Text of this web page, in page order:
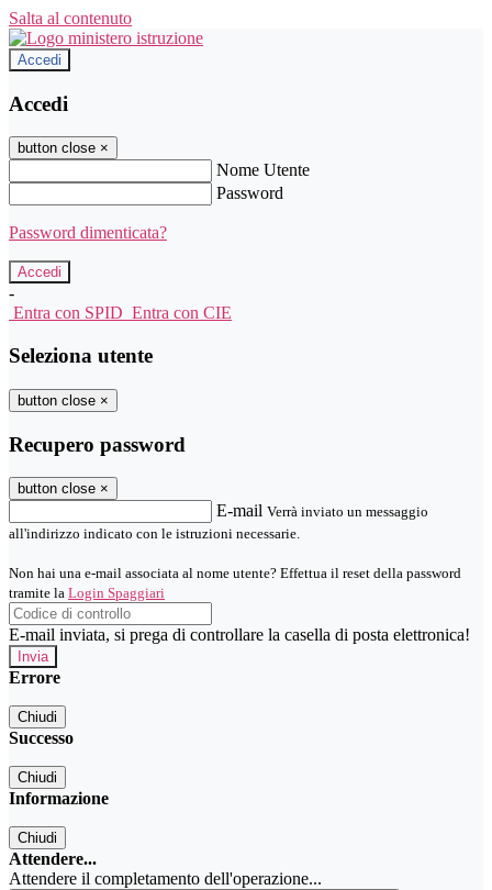
Salta al contenuto
Accedi
Accedi
button close ×
Nome Utente
Password
Password dimenticata?
-
Entra con SPID Entra con CIE
Seleziona utente
button close ×
Recupero password
button close ×
E-mail Verrà inviato un messaggio
all'indirizzo indicato con le istruzioni necessarie.
Non hai una e-mail associata al nome utente? Effettua il reset della password
tramite la Login Spaggiari
E-mail inviata, si prega di controllare la casella di posta elettronica!
Errore
Chiudi
Successo
Chiudi
Informazione
Chiudi
Attendere...
Attendere il completamento dell'operazione...